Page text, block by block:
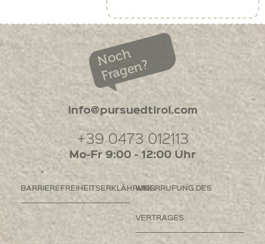
Noch
Fragen?
info@pursuedtirol.com
+39 0473 012113
Mo-Fr 9:00 - 12:00 Uhr
BARRIEREFREIHEITSERKLÄHRUNGWIDERRUFUNG DES
VERTRAGES